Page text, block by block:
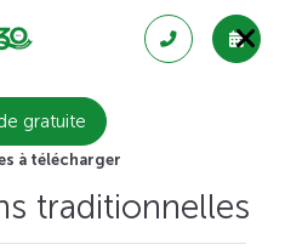
gratuite
à télécharger
traditionnelles